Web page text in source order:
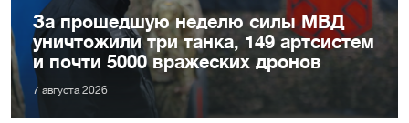
За прошедшую неделю силы МВД
уничтожили три танка, 149 артсистем
и почти 5000 вражеских дронов
7 августа 2026